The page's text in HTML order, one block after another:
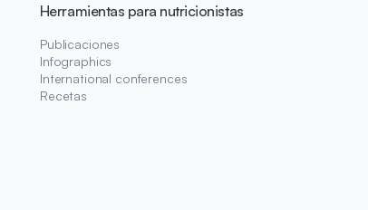
Herramientas para nutricionistas
Publicaciones
Infographics
International conferences
Recetas